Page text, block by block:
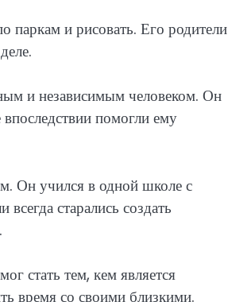
паркам и рисовать. Его родители
и независимым человеком. Он
помогли ему
Он учился в одной школе с
старались создать
стать тем, кем является
время со своими близкими.